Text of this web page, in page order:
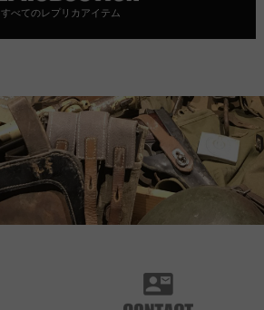
すべてのレプリカアイテム